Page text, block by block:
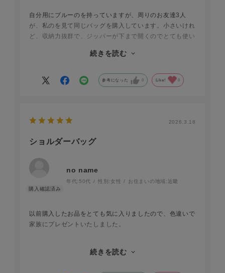
自分用にブルーのを持っていますが、周りのお友達3人
が、私のを見て同じバッグを購入しています。小さいけれ
ど、収納力抜群で、ジッパーが下まで開くのでとても使い
しました。ネットで見るより、地味なイエローで、明るい
とにかく使いやすいバッグで、自分用にもう一つ購入しよ
続きを読む
参考になった 0 Like! 0
2026.3.18
ショルダーバッグ
no name
年代: 50代 性別:女性 お住まいの地域: 近畿
以前購入したお品をとても気に入りましたので、色違いで
家族にプレゼントいたしました。
ッグであるのに求めやすい価格に驚きました。
続きを読む